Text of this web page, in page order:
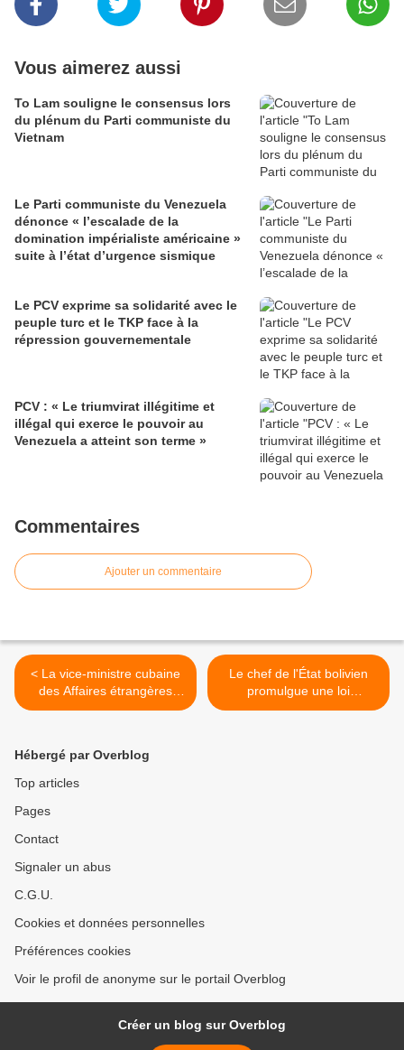
Vous aimerez aussi
To Lam souligne le consensus lors
du plénum du Parti communiste du
Vietnam
Le Parti communiste du Venezuela
dénonce « l’escalade de la
domination impérialiste américaine »
suite à l’état d’urgence sismique
Le PCV exprime sa solidarité avec le
peuple turc et le TKP face à la
répression gouvernementale
PCV : « Le triumvirat illégitime et
illégal qui exerce le pouvoir au
Venezuela a atteint son terme »
Commentaires
Ajouter un commentaire
< La vice-ministre cubaine
des Affaires étrangères
reçoit les Lettres de
démocratique de Corée
Le chef de l'État bolivien
promulgue une loi
suspendant les élections
Hébergé par Overblog
Top articles
Pages
Contact
Signaler un abus
C.G.U.
Cookies et données personnelles
Préférences cookies
Voir le profil de anonyme sur le portail Overblog
Créer un blog sur Overblog